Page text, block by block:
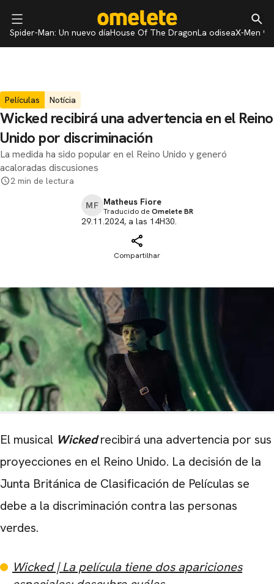
Spider-Man: Un nuevo díaHouse Of The DragonLa odiseaX-Men 97
Películas Notícia
Wicked recibirá una advertencia en el Reino
Unido por discriminación
La medida ha sido popular en el Reino Unido y generó
acaloradas discusiones
2 min de lectura
MF Matheus Fiore
Traducido deOmelete BR
29.11.2024, a las 14H30.
Compartilhar
El musical Wickedrecibirá una advertencia por sus
proyecciones en el Reino Unido. La decisión de la
Junta Británica de Clasificación de Películas se
debe a la discriminación contra las personas
verdes.
Wicked | La película tiene dos apariciones